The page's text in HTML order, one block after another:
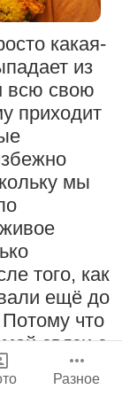
|
США
США
2008|
какая-
из
всю свою
приходит
мы
того, как
ещё до
что
связи с
2025
версий|
Разное